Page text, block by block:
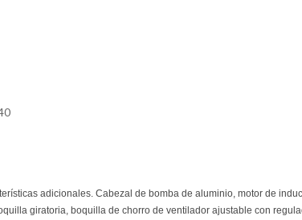
adicionales. Cabezal de bomba de aluminio, motor de
giratoria, boquilla de chorro de ventilador ajustable con